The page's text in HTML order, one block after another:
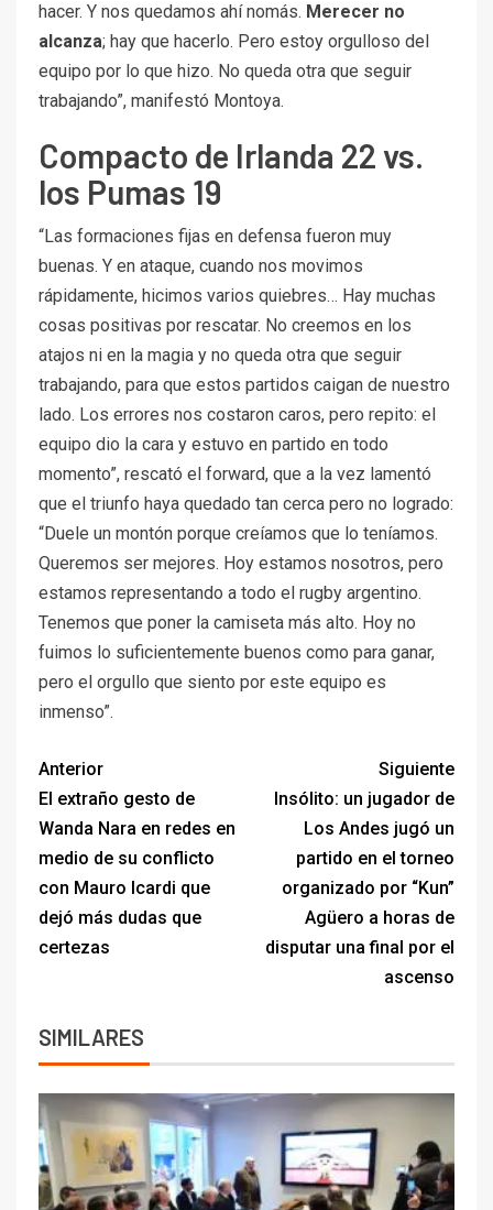
hacer. Y nos quedamos ahí nomás. Merecer no
alcanza; hay que hacerlo. Pero estoy orgulloso del
equipo por lo que hizo. No queda otra que seguir
trabajando”, manifestó Montoya.
Compacto de Irlanda 22 vs.
los Pumas 19
“Las formaciones fijas en defensa fueron muy
buenas. Y en ataque, cuando nos movimos
rápidamente, hicimos varios quiebres… Hay muchas
cosas positivas por rescatar. No creemos en los
atajos ni en la magia y no queda otra que seguir
trabajando, para que estos partidos caigan de nuestro
lado. Los errores nos costaron caros, pero repito: el
equipo dio la cara y estuvo en partido en todo
momento”, rescató el forward, que a la vez lamentó
que el triunfo haya quedado tan cerca pero no logrado:
“Duele un montón porque creíamos que lo teníamos.
Queremos ser mejores. Hoy estamos nosotros, pero
estamos representando a todo el rugby argentino.
Tenemos que poner la camiseta más alto. Hoy no
fuimos lo suficientemente buenos como para ganar,
pero el orgullo que siento por este equipo es
inmenso”.
Anterior
El extraño gesto de
Wanda Nara en redes en
medio de su conflicto
con Mauro Icardi que
dejó más dudas que
certezas
Siguiente
Insólito: un jugador de
Los Andes jugó un
partido en el torneo
organizado por “Kun”
Agüero a horas de
disputar una final por el
ascenso
SIMILARES